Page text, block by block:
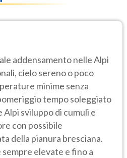
addensamento nelle Alpi
cielo sereno o poco
minime senza
tempo soleggiato
Alpi sviluppo di cumuli e
con possibile
della pianura bresciana.
elevate e fino a